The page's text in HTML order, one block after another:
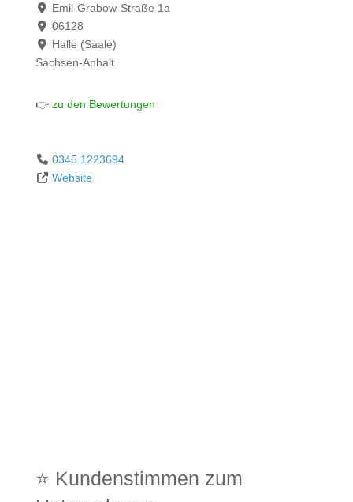
Emil-Grabow-Straße 1a
06128
Halle (Saale)
Sachsen-Anhalt
👉zu den Bewertungen
0345 1223694
Website
⭐ Kundenstimmen zum